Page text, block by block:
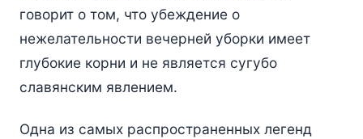
говорит о том, что убеждение о
нежелательности вечерней уборки имеет
глубокие корни и не является сугубо
славянским явлением.
Одна из самых распространенных легенд